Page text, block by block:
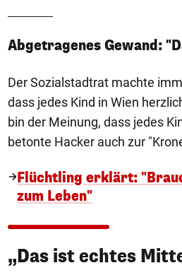
Abgetragenes Gewand:
Der Sozialstadtrat machte
dass jedes Kind in Wien
bin der Meinung, dass jedes
betonte Hacker auch zur
Flüchtling erklärt:
zum Leben"
„Das ist echtes